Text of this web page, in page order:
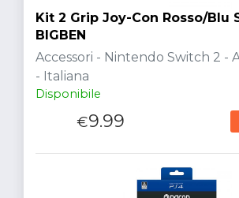
Kit 2 Grip Joy-Con Rosso/Blu
BIGBEN
Accessori - Nintendo Switch 2 -
- Italiana
Disponibile
€9.99